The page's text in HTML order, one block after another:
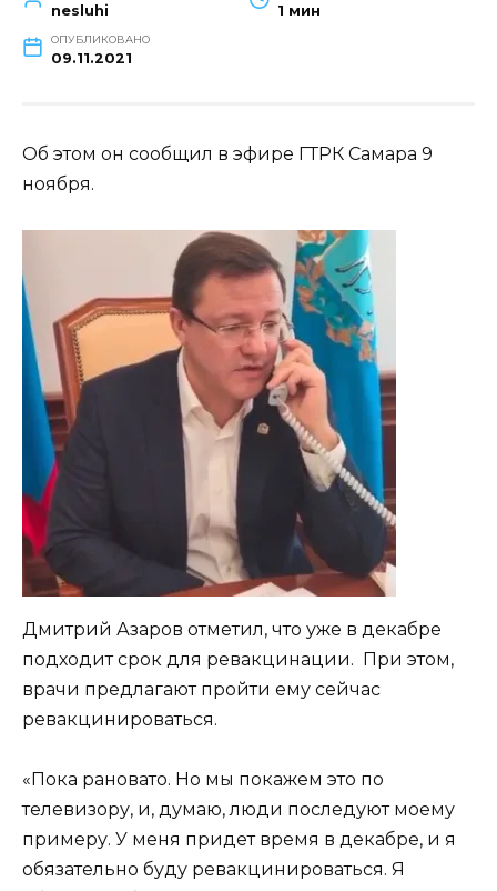
nesluhi 1 мин
ОПУБЛИКОВАНО
09.11.2021
Об этом он сообщил в эфире ГТРК Самара 9
ноября.
Дмитрий Азаров отметил, что уже в декабре
подходит срок для ревакцинации. При этом,
врачи предлагают пройти ему сейчас
ревакцинироваться.
«Пока рановато. Но мы покажем это по
телевизору, и, думаю, люди последуют моему
примеру. У меня придет время в декабре, и я
обязательно буду ревакцинироваться. Я